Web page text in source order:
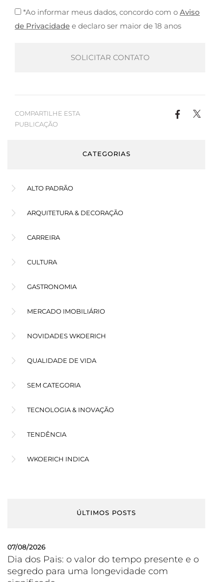
*Ao informar meus dados, concordo com o Aviso
de Privacidade e declaro ser maior de 18 anos
COMPARTILHE ESTA
PUBLICAÇÃO
CATEGORIAS
ALTO PADRÃO
ARQUITETURA & DECORAÇÃO
CARREIRA
CULTURA
GASTRONOMIA
MERCADO IMOBILIÁRIO
NOVIDADES WKOERICH
QUALIDADE DE VIDA
SEM CATEGORIA
TECNOLOGIA & INOVAÇÃO
TENDÊNCIA
WKOERICH INDICA
ÚLTIMOS POSTS
07/08/2026
Dia dos Pais: o valor do tempo presente e o
segredo para uma longevidade com